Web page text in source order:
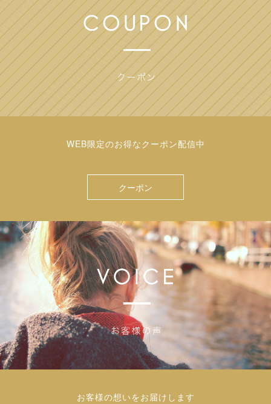
WEB限定のお得なクーポン配信中
クーポン
お客様の想いをお届けします